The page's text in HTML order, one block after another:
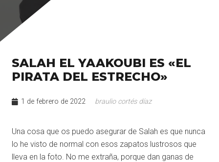
SALAH EL YAAKOUBI ES «EL
PIRATA DEL ESTRECHO»
1 de febrero de 2022 braulio cortés díaz
Una cosa que os puedo asegurar de Salah es que nunca
lo he visto de normal con esos zapatos lustrosos que
lleva en la foto. No me extraña, porque dan ganas de